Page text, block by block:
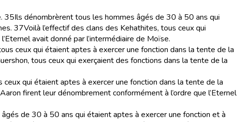
35Ils dénombrèrent tous les hommes âgés de 30 à 50 ans qui
37Voilà l’effectif des clans des Kehathites, tous ceux qui
avait donné par l’intermédiaire de Moïse.
ceux qui étaient aptes à exercer une fonction dans la tente de la
tous ceux qui exerçaient des fonctions dans la tente de la
qui étaient aptes à exercer une fonction dans la tente de la
firent leur dénombrement conformément à l’ordre que l’Eternel
de 30 à 50 ans qui étaient aptes à exercer une fonction et à